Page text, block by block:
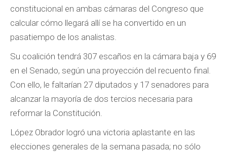
constitucional en ambas cámaras del Congreso que
calcular cómo llegará allí se ha convertido en un
pasatiempo de los analistas.
Su coalición tendrá 307 escaños en la cámara baja y 69
en el Senado, según una proyección del recuento final.
Con ello, le faltarían 27 diputados y 17 senadores para
alcanzar la mayoría de dos tercios necesaria para
reformar la Constitución.
López Obrador logró una victoria aplastante en las
elecciones generales de la semana pasada; no sólo